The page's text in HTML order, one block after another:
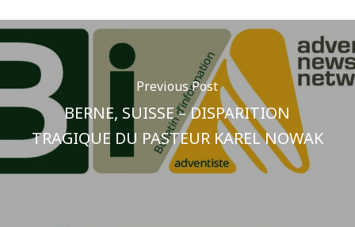
Previous Post
BERNE, SUISSE – DISPARITION
TRAGIQUE DU PASTEUR KAREL NOWAK